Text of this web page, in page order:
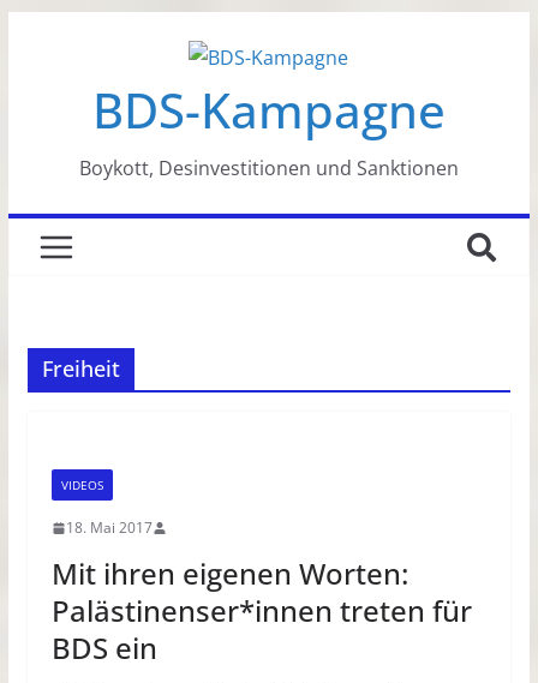
BDS-Kampagne
Boykott, Desinvestitionen und Sanktionen
Freiheit
VIDEOS
18. Mai 2017
Mit ihren eigenen Worten:
Palästinenser*innen treten für
BDS ein